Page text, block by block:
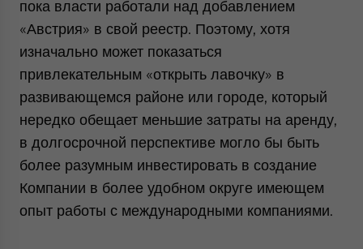
пока власти работали над добавлением
«Австрия» в свой реестр. Поэтому, хотя
изначально может показаться
привлекательным «открыть лавочку» в
развивающемся районе или городе, который
нередко обещает меньшие затраты на аренду,
в долгосрочной перспективе могло бы быть
более разумным инвестировать в создание
Компании в более удобном округе имеющем
опыт работы с международными компаниями.